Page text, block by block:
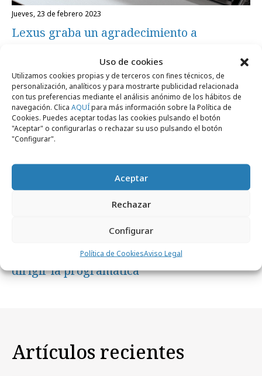
Uso de cookies
Utilizamos cookies propias y de terceros con fines técnicos, de
personalización, analíticos y para mostrarte publicidad relacionada
con tus preferencias mediante el análisis anónimo de los hábitos de
navegación. Clica AQUÍpara más información sobre la Política de
Cookies. Puedes aceptar todas las cookies pulsando el botón
"Aceptar" o configurarlas o rechazar su uso pulsando el botón
"Configurar".
Aceptar
Rechazar
Configurar
Política de CookiesAviso Legal
jueves, 23 de febrero 2023
Lexus graba un agradecimiento a
Profesionales
SunMedia ficha a Juan Manuel Parra para
dirigir la programática
Artículos recientes